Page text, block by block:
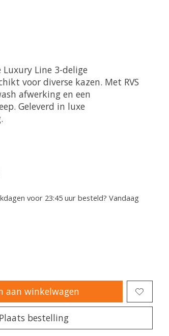
Luxury Line 3-delige
voor diverse kazen. Met RVS
afwerking en een
Geleverd in luxe
product is
voor 23:45 uur besteld? Vandaag
aan winkelwagen
Plaats bestelling